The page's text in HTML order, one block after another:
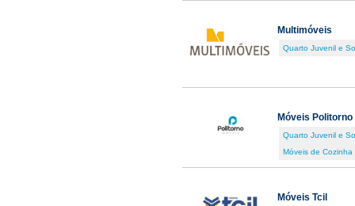
Multimóveis
Quarto Juvenil e
Móveis Politorno
Quarto Juvenil e
Móveis de Cozinha
Móveis Tcil